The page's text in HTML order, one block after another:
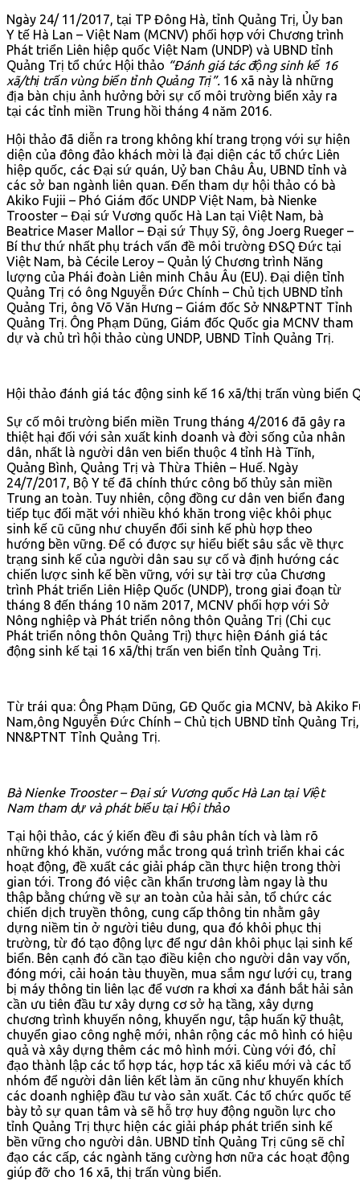
Ngày 24/ 11/2017, tại TP Đông Hà, tỉnh Quảng Trị, Ủy ban
Y tế Hà Lan – Việt Nam (MCNV) phối hợp với Chương trình
Phát triển Liên hiệp quốc Việt Nam (UNDP) và UBND tỉnh
Quảng Trị tổ chức Hội thảo “Đánh giá tác động sinh kế 16
xã/thị trấn vùng biển tỉnh Quảng Trị”. 16 xã này là những
địa bàn chịu ảnh hưởng bởi sự cố môi trường biển xảy ra
tại các tỉnh miền Trung hồi tháng 4 năm 2016.
Hội thảo đã diễn ra trong không khí trang trọng với sự hiện
diện của đông đảo khách mời là đại diện các tổ chức Liên
hiệp quốc, các Đại sứ quán, Uỷ ban Châu Âu, UBND tỉnh và
các sở ban ngành liên quan. Đến tham dự hội thảo có bà
Akiko Fujii – Phó Giám đốc UNDP Việt Nam, bà Nienke
Trooster – Đại sứ Vương quốc Hà Lan tại Việt Nam, bà
Beatrice Maser Mallor – Đại sứ Thụy Sỹ, ông Joerg Rueger –
Bí thư thứ nhất phụ trách vấn đề môi trường ĐSQ Đức tại
Việt Nam, bà Cécile Leroy – Quản lý Chương trình Năng
lượng của Phái đoàn Liên minh Châu Âu (EU). Đại diện tỉnh
Quảng Trị có ông Nguyễn Đức Chính – Chủ tịch UBND tỉnh
Quảng Trị, ông Võ Văn Hưng – Giám đốc Sở NN&PTNT Tỉnh
Quảng Trị. Ông Phạm Dũng, Giám đốc Quốc gia MCNV tham
dự và chủ trì hội thảo cùng UNDP, UBND Tỉnh Quảng Trị.
Hội thảo đánh giá tác động sinh kế 16 xã/thị trấn vùng biển
Sự cố môi trường biển miền Trung tháng 4/2016 đã gây ra
thiệt hại đối với sản xuất kinh doanh và đời sống của nhân
dân, nhất là người dân ven biển thuộc 4 tỉnh Hà Tĩnh,
Quảng Bình, Quảng Trị và Thừa Thiên – Huế. Ngày
24/7/2017, Bộ Y tế đã chính thức công bố thủy sản miền
Trung an toàn. Tuy nhiên, cộng đồng cư dân ven biển đang
tiếp tục đối mặt với nhiều khó khăn trong việc khôi phục
sinh kế cũ cũng như chuyển đổi sinh kế phù hợp theo
hướng bền vững. Để có được sự hiểu biết sâu sắc về thực
trạng sinh kế của người dân sau sự cố và định hướng các
chiến lược sinh kế bền vững, với sự tài trợ của Chương
trình Phát triển Liên Hiệp Quốc (UNDP), trong giai đoạn từ
tháng 8 đến tháng 10 năm 2017, MCNV phối hợp với Sở
Nông nghiệp và Phát triển nông thôn Quảng Trị (Chi cục
Phát triển nông thôn Quảng Trị) thực hiện Đánh giá tác
động sinh kế tại 16 xã/thị trấn ven biển tỉnh Quảng Trị.
Từ trái qua: Ông Phạm Dũng, GĐ Quốc gia MCNV, bà Akiko
Nam,ông Nguyễn Đức Chính – Chủ tịch UBND tỉnh Quảng
NN&PTNT Tỉnh Quảng Trị.
Bà Nienke Trooster – Đại sứ Vương quốc Hà Lan tại Việt
Nam tham dự và phát biểu tại Hội thảo
Tại hội thảo, các ý kiến đều đi sâu phân tích và làm rõ
những khó khăn, vướng mắc trong quá trình triển khai các
hoạt động, đề xuất các giải pháp cần thực hiện trong thời
gian tới. Trong đó việc cần khẩn trương làm ngay là thu
thập bằng chứng về sự an toàn của hải sản, tổ chức các
chiến dịch truyền thông, cung cấp thông tin nhằm gây
dựng niềm tin ở người tiêu dung, qua đó khôi phục thị
trường, từ đó tạo động lực để ngư dân khôi phục lại sinh kế
biển. Bên cạnh đó cần tạo điều kiện cho người dân vay vốn,
đóng mới, cải hoán tàu thuyền, mua sắm ngư lưới cụ, trang
bị máy thông tin liên lạc để vươn ra khơi xa đánh bắt hải sản
cần ưu tiên đầu tư xây dựng cơ sở hạ tầng, xây dựng
chương trình khuyến nông, khuyến ngư, tập huấn kỹ thuật,
chuyển giao công nghệ mới, nhân rộng các mô hình có hiệu
quả và xây dựng thêm các mô hình mới. Cùng với đó, chỉ
đạo thành lập các tổ hợp tác, hợp tác xã kiểu mới và các tổ
nhóm để người dân liên kết làm ăn cũng như khuyến khích
các doanh nghiệp đầu tư vào sản xuất. Các tổ chức quốc tế
bày tỏ sự quan tâm và sẽ hỗ trợ huy động nguồn lực cho
tỉnh Quảng Trị thực hiện các giải pháp phát triển sinh kế
bền vững cho người dân. UBND tỉnh Quảng Trị cũng sẽ chỉ
đạo các cấp, các ngành tăng cường hơn nữa các hoạt động
giúp đỡ cho 16 xã, thị trấn vùng biển.